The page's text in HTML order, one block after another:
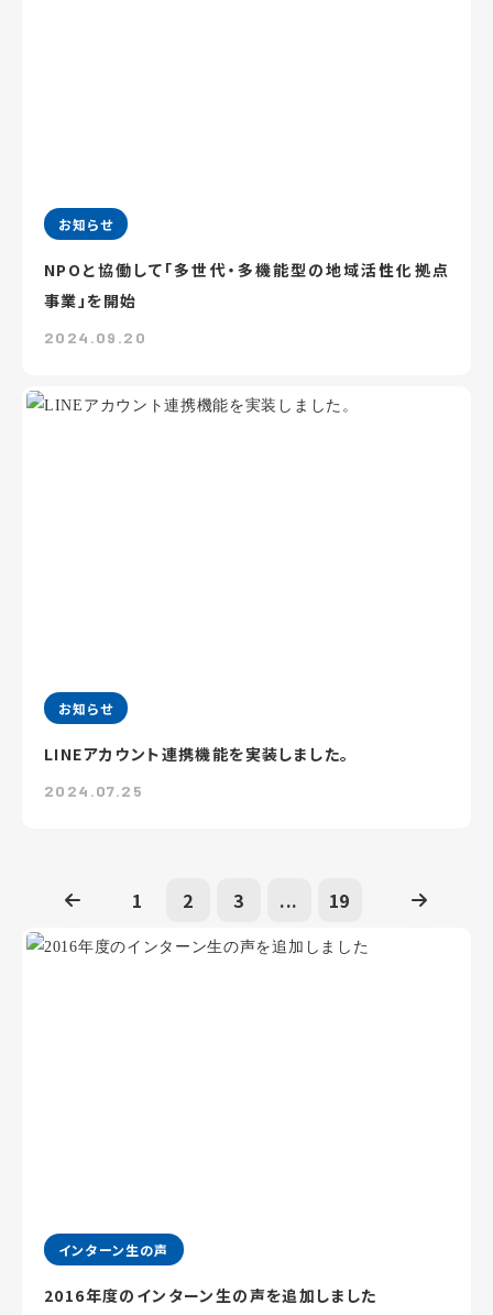
お知らせ
NPOと協働して「多世代・多機能型の地域活性化拠点
事業」を開始
2024.09.20
お知らせ
LINEアカウント連携機能を実装しました。
2024.07.25
1 2 3 ... 19
インターン生の声
2016年度のインターン生の声を追加しました